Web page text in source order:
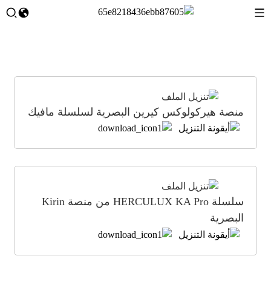
منصة هيركولوكس كيرين البصرية لسلسلة مافيك
سلسلة HERCULUX KA Pro من منصة Kirin
البصرية